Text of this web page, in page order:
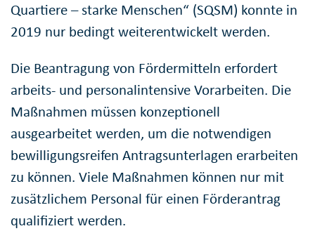
Quartiere – starke Menschen“ (SQSM) konnte in
2019 nur bedingt weiterentwickelt werden.
Die Beantragung von Fördermitteln erfordert
arbeits- und personalintensive Vorarbeiten. Die
Maßnahmen müssen konzeptionell
ausgearbeitet werden, um die notwendigen
bewilligungsreifen Antragsunterlagen erarbeiten
zu können. Viele Maßnahmen können nur mit
zusätzlichem Personal für einen Förderantrag
qualifiziert werden.